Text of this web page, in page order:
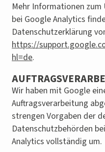
Mehr Informationen
bei Google Analytics
Datenschutzerklärung
https://
hl=de.
Wir haben mit Google
Auftragsverarbeitung
strengen Vorgaben der
Datenschutzbehörden
Analytics vollständig um.